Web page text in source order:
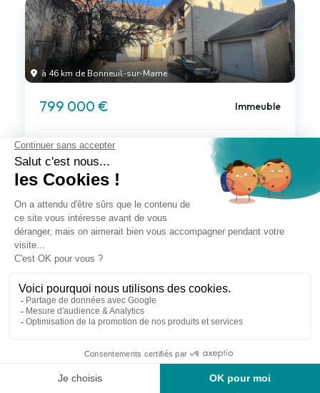
à 46 km de Bonneuil-sur-Marne
799 000 € Immeuble
13 pièces , 7 chambres
275.00 m²
Voir le bien
à 46 km de Bonneuil-sur-Marne